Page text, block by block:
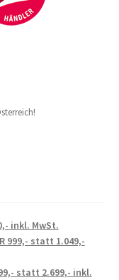
inkl. MwSt.
999,- statt 1.049,-
statt 2.699,- inkl.